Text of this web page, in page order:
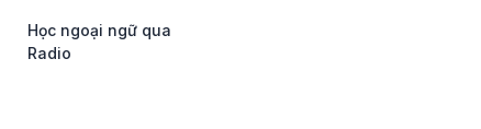
Học ngoại ngữ qua
Radio